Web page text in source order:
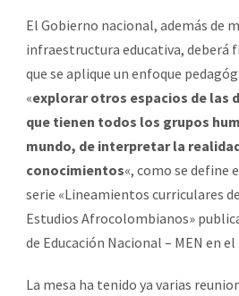
El Gobierno nacional, además de
infraestructura educativa, deberá
que se aplique un enfoque
«explorar otros espacios de las
que tienen todos los grupos
mundo, de interpretar la
conocimientos«, como se define
serie «Lineamientos curriculares
Estudios Afrocolombianos»
de Educación Nacional – MEN en el
La mesa ha tenido ya varias